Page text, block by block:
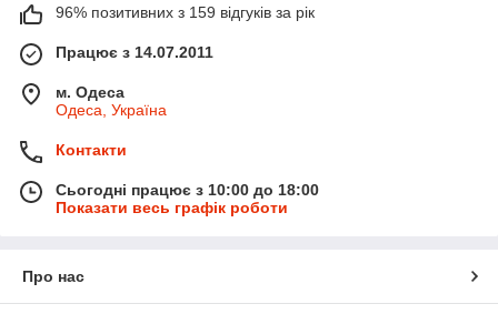
96% позитивних з 159 відгуків за рік
Працює з 14.07.2011
м. Одеса
Одеса, Україна
Контакти
Сьогодні працює з 10:00 до 18:00
Показати весь графік роботи
Про нас